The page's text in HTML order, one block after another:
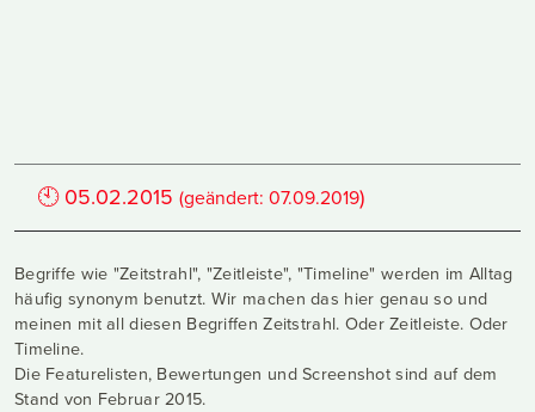
🕙 05.02.2015 (geändert:07.09.2019)
Begriffe wie "Zeitstrahl", "Zeitleiste", "Timeline" werden im Alltag
häufig synonym benutzt. Wir machen das hier genau so und
meinen mit all diesen Begriffen Zeitstrahl. Oder Zeitleiste. Oder
Timeline.
Die Featurelisten, Bewertungen und Screenshot sind auf dem
Stand von Februar 2015.